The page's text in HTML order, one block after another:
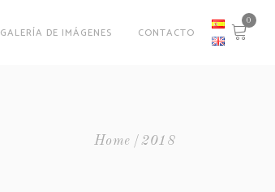
GALERÍA DE IMÁGENES CONTACTO
0
Home 2018